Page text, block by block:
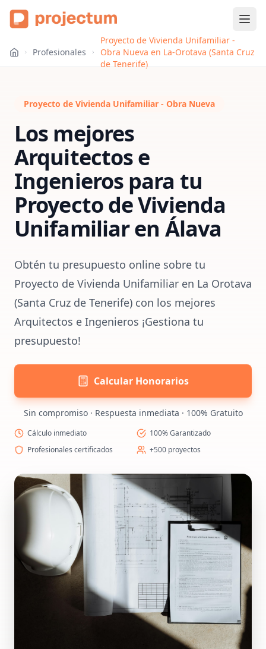
Profesionales
Proyecto de Vivienda Unifamiliar -
Obra Nueva en La-Orotava (Santa Cruz
de Tenerife)
Proyecto de Vivienda Unifamiliar - Obra Nueva
Los mejores
Arquitectos e
Ingenieros para tu
Proyecto de Vivienda
Unifamiliaren Álava
Obtén tu presupuesto online sobre tu
Proyecto de Vivienda Unifamiliar en La Orotava
(Santa Cruz de Tenerife) con los mejores
Arquitectos e Ingenieros ¡Gestiona tu
presupuesto!
Calcular Honorarios
Sin compromiso · Respuesta inmediata · 100% Gratuito
Cálculo inmediato
100% Garantizado
Profesionales certificados
+500 proyectos